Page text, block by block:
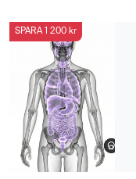
SPARA 1 200 kr